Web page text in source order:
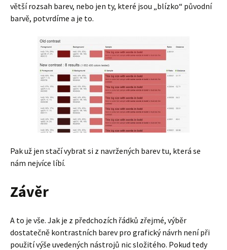
větší rozsah barev, nebo jen ty, které jsou „blízko“ původní
barvě, potvrdíme a je to.
Pak už jen stačí vybrat si z navržených barev tu, která se
nám nejvíce líbí.
Závěr
A to je vše. Jak je z předchozích řádků zřejmé, výběr
dostatečně kontrastních barev pro grafický návrh není při
použití výše uvedených nástrojů nic složitého. Pokud tedy